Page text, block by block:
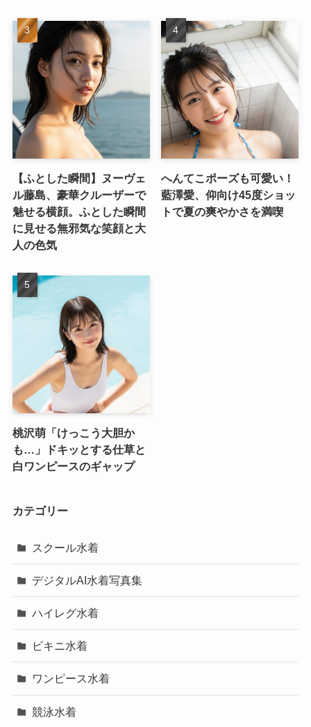
【ふとした瞬間】ヌーヴェ
ル藤島、豪華クルーザーで
魅せる横顔。ふとした瞬間
に見せる無邪気な笑顔と大
人の色気
へんてこポーズも可愛い！
藍澤愛、仰向け45度ショッ
トで夏の爽やかさを満喫
桃沢萌「けっこう大胆か
も…」ドキッとする仕草と
白ワンピースのギャップ
カテゴリー
スクール水着
デジタルAI水着写真集
ハイレグ水着
ビキニ水着
ワンピース水着
競泳水着